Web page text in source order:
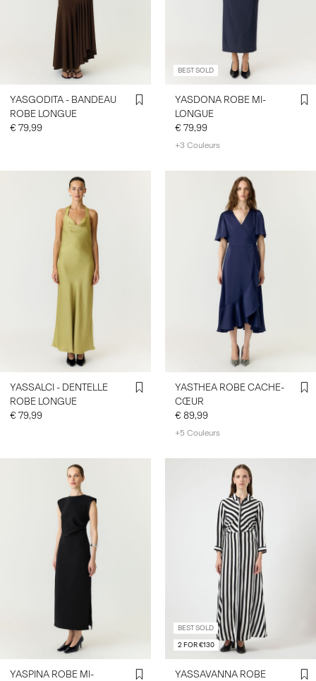
CONNECTEZ-
?
À
PROPOS
YASGODITA - BANDEAU
ROBE LONGUE
€ 79,99
BEST SOLD
YASDONA ROBE MI-
LONGUE
€ 79,99
+3 Couleurs
YASSALCI - DENTELLE
ROBE LONGUE
€ 79,99
YASTHEA ROBE CACHE-
CŒUR
€ 89,99
+5 Couleurs
YASPINA ROBE MI-
BEST SOLD
2 FOR €130
YASSAVANNA ROBE